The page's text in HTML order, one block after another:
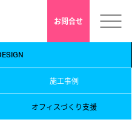
お問合せ
施工事例
オフィスづくり支援